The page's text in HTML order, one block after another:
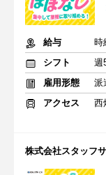
給与
時
シフト
週
雇用形態
派
アクセス
西
株式会社スタッフ